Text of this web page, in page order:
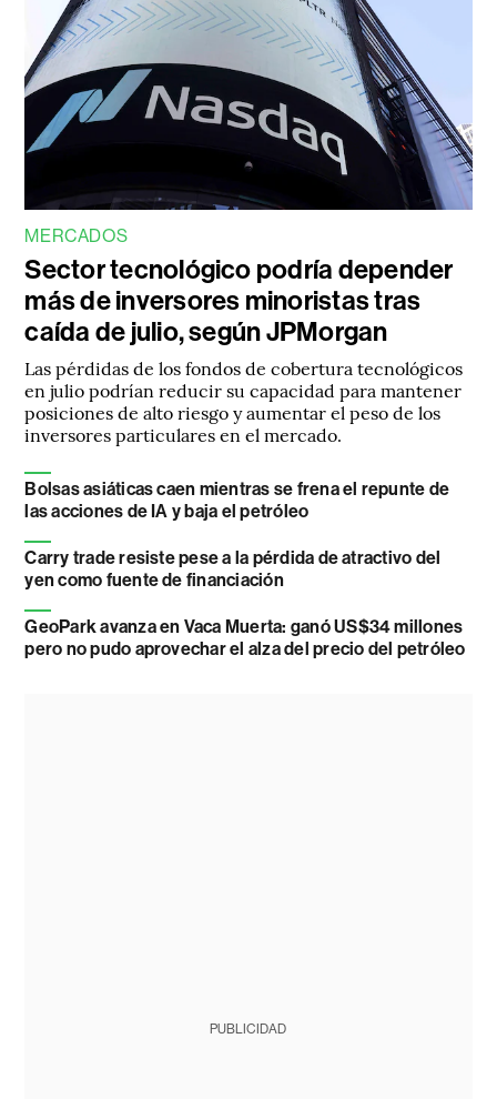
MERCADOS
Sector tecnológico podría depender
más de inversores minoristas tras
caída de julio, según JPMorgan
Las pérdidas de los fondos de cobertura tecnológicos
en julio podrían reducir su capacidad para mantener
posiciones de alto riesgo y aumentar el peso de los
inversores particulares en el mercado.
Bolsas asiáticas caen mientras se frena el repunte de
las acciones de IA y baja el petróleo
Carry trade resiste pese a la pérdida de atractivo del
yen como fuente de financiación
GeoPark avanza en Vaca Muerta: ganó US$34 millones
pero no pudo aprovechar el alza del precio del petróleo
PUBLICIDAD